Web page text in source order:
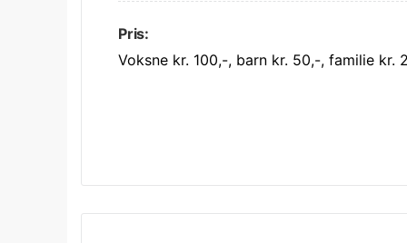
Pris:
Voksne kr. 100,-, barn kr. 50,-, familie kr.